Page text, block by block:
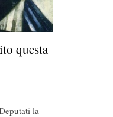
questa
la